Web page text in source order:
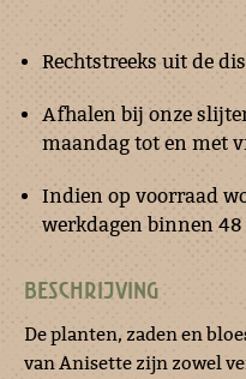
Rechtstreeks uit de
Afhalen bij onze
maandag tot en met
Indien op voorraad
werkdagen binnen
BESCHRIJVING
De planten, zaden en
van Anisette zijn zowel